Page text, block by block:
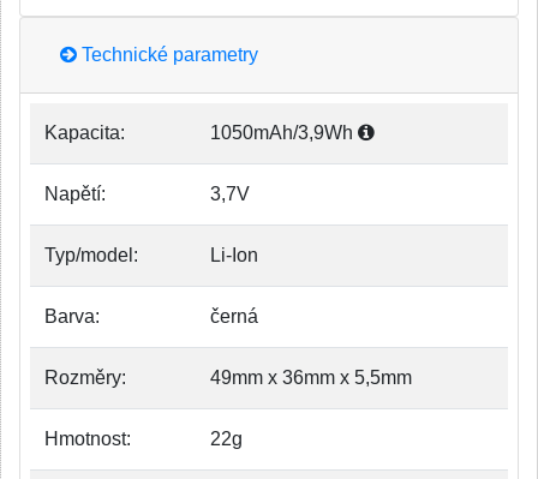
Technické parametry
Kapacita: 1050mAh/3,9Wh
Napětí: 3,7V
Typ/model: Li-Ion
Barva: černá
Rozměry: 49mm x 36mm x 5,5mm
Hmotnost: 22g